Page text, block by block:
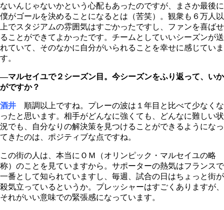
ないんじゃないかという心配もあったのですが、まさか最後に
僕がゴールを決めることになるとは（苦笑）。観衆も６万人以
上でスタジアムの雰囲気はすごかったですし、ファンを喜ばせ
ることができてよかったです。チームとしていいシーズンが送
れていて、そのなかに自分がいられることを幸せに感じていま
す。
―マルセイユで２シーズン目。今シーズンをふり返って、いか
がですか？
酒井 順調以上ですね。プレーの波は１年目と比べて少なくな
ったと思います。相手がどんなに強くても、どんなに難しい状
況でも、自分なりの解決策を見つけることができるようになっ
てきたのは、ポジティブな点ですね。
この街の人は、本当にＯＭ（オリンピック・マルセイユの略
称）のことを見ていますから。サポーターの熱気はフランスで
一番として知られていますし、毎週、試合の日はちょっと街が
殺気立っているというか。プレッシャーはすごくありますが、
それがいい意味での緊張感になっています。